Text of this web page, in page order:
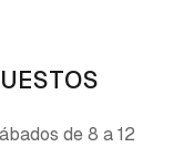
de 8 a 12